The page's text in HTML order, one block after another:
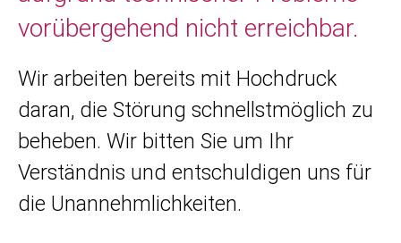
vorübergehend nicht erreichbar.
Wir arbeiten bereits mit Hochdruck
daran, die Störung schnellstmöglich zu
beheben. Wir bitten Sie um Ihr
Verständnis und entschuldigen uns für
die Unannehmlichkeiten.